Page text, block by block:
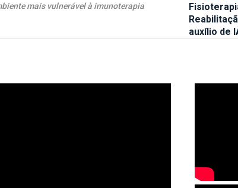
mais vulnerável à imunoterapia
auxílio de